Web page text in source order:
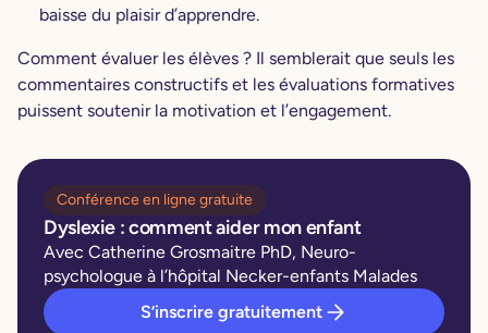
baisse du plaisir d’apprendre.
Comment évaluer les élèves ? Il semblerait que seuls les
commentaires constructifs et les évaluations formatives
puissent soutenir la motivation et l’engagement.
Conférence en ligne gratuite
Dyslexie : comment aider mon enfant
Avec Catherine Grosmaitre PhD, Neuro-
psychologue à l’hôpital Necker-enfants Malades
S’inscrire gratuitement